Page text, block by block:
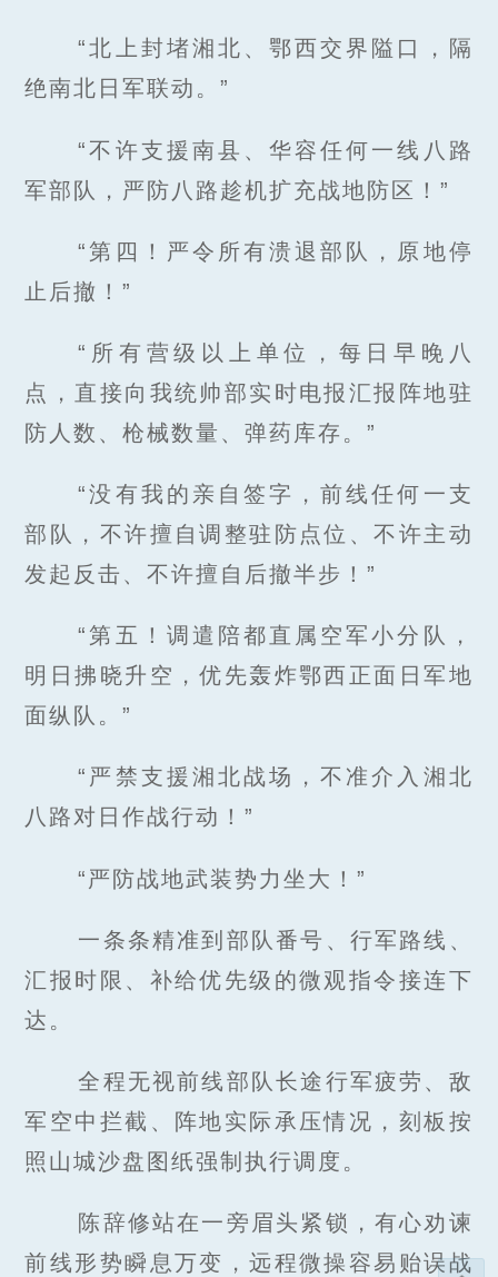
“北上封堵湘北、鄂西交界隘口，隔
绝南北日军联动。”
“不许支援南县、华容任何一线八路
军部队，严防八路趁机扩充战地防区！”
“第四！严令所有溃退部队，原地停
止后撤！”
“所有营级以上单位，每日早晚八
点，直接向我统帅部实时电报汇报阵地驻
防人数、枪械数量、弹药库存。”
“没有我的亲自签字，前线任何一支
部队，不许擅自调整驻防点位、不许主动
发起反击、不许擅自后撤半步！”
“第五！调遣陪都直属空军小分队，
明日拂晓升空，优先轰炸鄂西正面日军地
面纵队。”
“严禁支援湘北战场，不准介入湘北
八路对日作战行动！”
“严防战地武装势力坐大！”
一条条精准到部队番号、行军路线、
汇报时限、补给优先级的微观指令接连下
达。
全程无视前线部队长途行军疲劳、敌
军空中拦截、阵地实际承压情况，刻板按
照山城沙盘图纸强制执行调度。
陈辞修站在一旁眉头紧锁，有心劝谏
前线形势瞬息万变，远程微操容易贻误战